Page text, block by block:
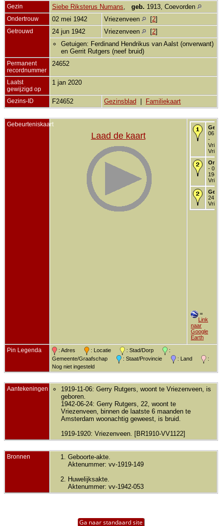
Gezin Siebe Riksterus Numans geb. 1913, Coevorden
Ondertrouw 02 mei 1942 Vriezenveen [2]
Getrouwd 24 jun 1942 Vriezenveen [2]
Getuigen: Ferdinand Hendrikus van Aalst (onverwant)
en Gerrit Rutgers (neef bruid)
Permanent
recordnummer
24652
Laatst
gewijzigd op
1 jan 2020
Gezins-ID F24652 Gezinsblad Familiekaart
Gebeurteniskaart
Laad de kaart
06
-
- 02
1942
24
=
Link
naar
Google
Earth
Pin Legenda : Adres : Locatie : Stad/Dorp
:
Gemeente/Graafschap
: Staat/Provincie : Land
:
Nog niet ingesteld
Aantekeningen
1919-11-06: Gerry Rutgers, woont te Vriezenveen, is
geboren.
1942-06-24: Gerry Rutgers, 22, woont te
Vriezenveen, binnen de laatste 6 maanden te
Amsterdam woonachtig geweest, is bruid.
1919-1920: Vriezenveen. [BR1910-VV1122]
Bronnen
Geboorte-akte.
Aktenummer: vv-1919-149
Huwelijksakte.
Aktenummer: vv-1942-053
Ga naar standaard site